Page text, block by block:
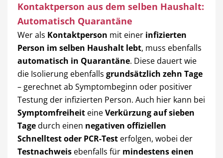
Kontaktperson aus dem selben Haushalt:
Automatisch Quarantäne
Wer als Kontaktperson mit einer infizierten
Person im selben Haushalt lebt, muss ebenfalls
automatisch in Quarantäne. Diese dauert wie
die Isolierung ebenfalls grundsätzlich zehn Tage
– gerechnet ab Symptombeginn oder positiver
Testung der infizierten Person. Auch hier kann bei
Symptomfreiheit eineVerkürzung auf sieben
Tagedurch einen negativen offiziellen
Schnelltest oder PCR-Test erfolgen, wobei der
Testnachweis ebenfalls für mindestens einen